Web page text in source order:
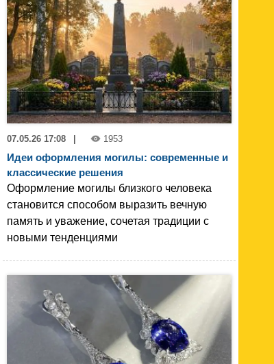
07.05.26 17:08 | 1953
Идеи оформления могилы: современные и
классические решения
Оформление могилы близкого человека
становится способом выразить вечную
память и уважение, сочетая традиции с
новыми тенденциями